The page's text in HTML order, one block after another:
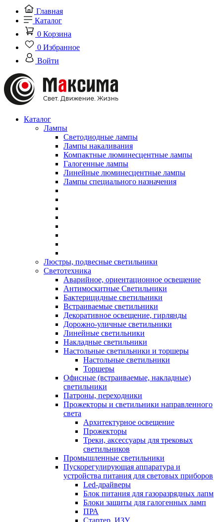
Главная
Каталог
0 Корзина
0 Избранное
Войти
Каталог
Лампы
Светодиодные лампы
Лампы накаливания
Компактные люминесцентные лампы
Галогенные лампы
Линейные люминесцентные лампы
Лампы специального назначения
Люстры, подвесные светильники
Светотехника
Аварийное, ориентационное освещение
Антимоскитные Светильники
Бактерицидные светильники
Встраиваемые светильники
Декоративное освещение, гирлянды
Дорожно-уличные светильники
Линейные светильники
Накладные светильники
Настольные светильники и торшеры
Настольные светильники
Торшеры
Офисные (встраиваемые, накладные)
светильники
Патроны, переходники
Прожекторы и светильники направленного
света
Архитектурное освещение
Прожекторы
Треки, аксессуары для трековых
светильников
Промышленные светильники
Пускорегулирующая аппаратура и
устройства питания для световых приборов
Led-драйверы
Блок питания для газоразрядных лапм
Блоки защиты для галогенных ламп
ПРА
Стартер, ИЗУ